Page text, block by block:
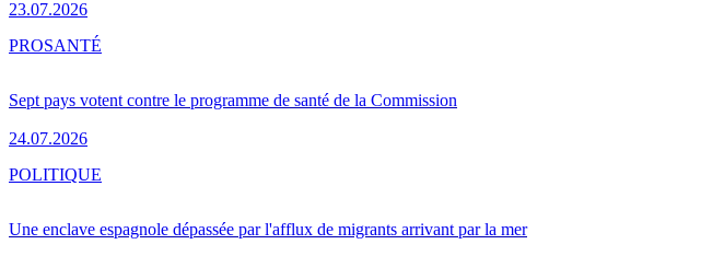
23.07.2026
Sept pays votent contre le programme de santé de la Commission
24.07.2026
PROSANTÉ
Une enclave espagnole dépassée par l'afflux de migrants arrivant par la mer
POLITIQUE